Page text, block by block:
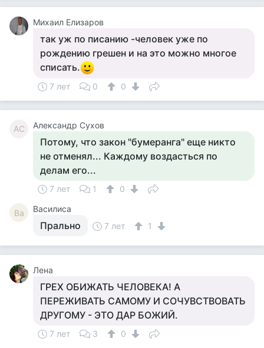
Михаил Елизаров
так уж по писанию -человек уже по
рождению грешен и на это можно многое
списать.
7 лет 0 0
АС Александр Сухов
Потому, что закон "бумеранга" еще никто
не отменял... Каждому воздасться по
делам его...
7 лет 1 0
Ва Василиса
Прально 7 лет 1
Лена
ГРЕХ ОБИЖАТЬ ЧЕЛОВЕКА! А
ПЕРЕЖИВАТЬ САМОМУ И СОЧУВСТВОВАТЬ
ДРУГОМУ - ЭТО ДАР БОЖИЙ.
7 лет 3 0